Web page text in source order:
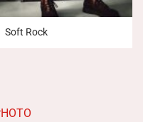
Soft Rock